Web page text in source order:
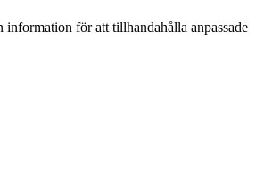
information för att tillhandahålla anpassade